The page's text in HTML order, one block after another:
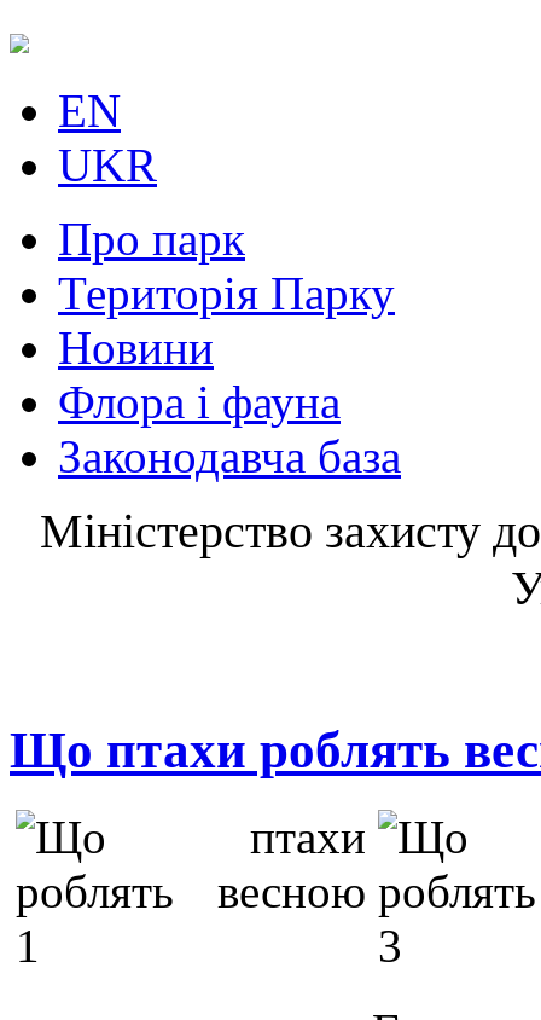
EN
UKR
Про парк
Територія Парку
Новини
Флора і фауна
Законодавча база
Міністерство захисту
Що птахи роблять